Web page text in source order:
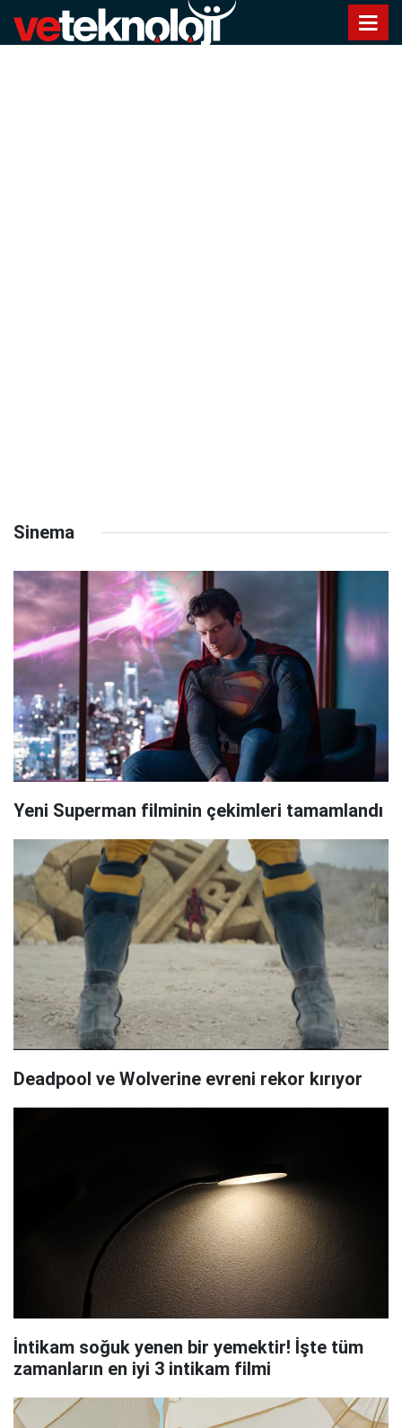
Sinema
Yeni Superman filminin çekimleri tamamlandı
Deadpool ve Wolverine evreni rekor kırıyor
İntikam soğuk yenen bir yemektir! İşte tüm
zamanların en iyi 3 intikam filmi